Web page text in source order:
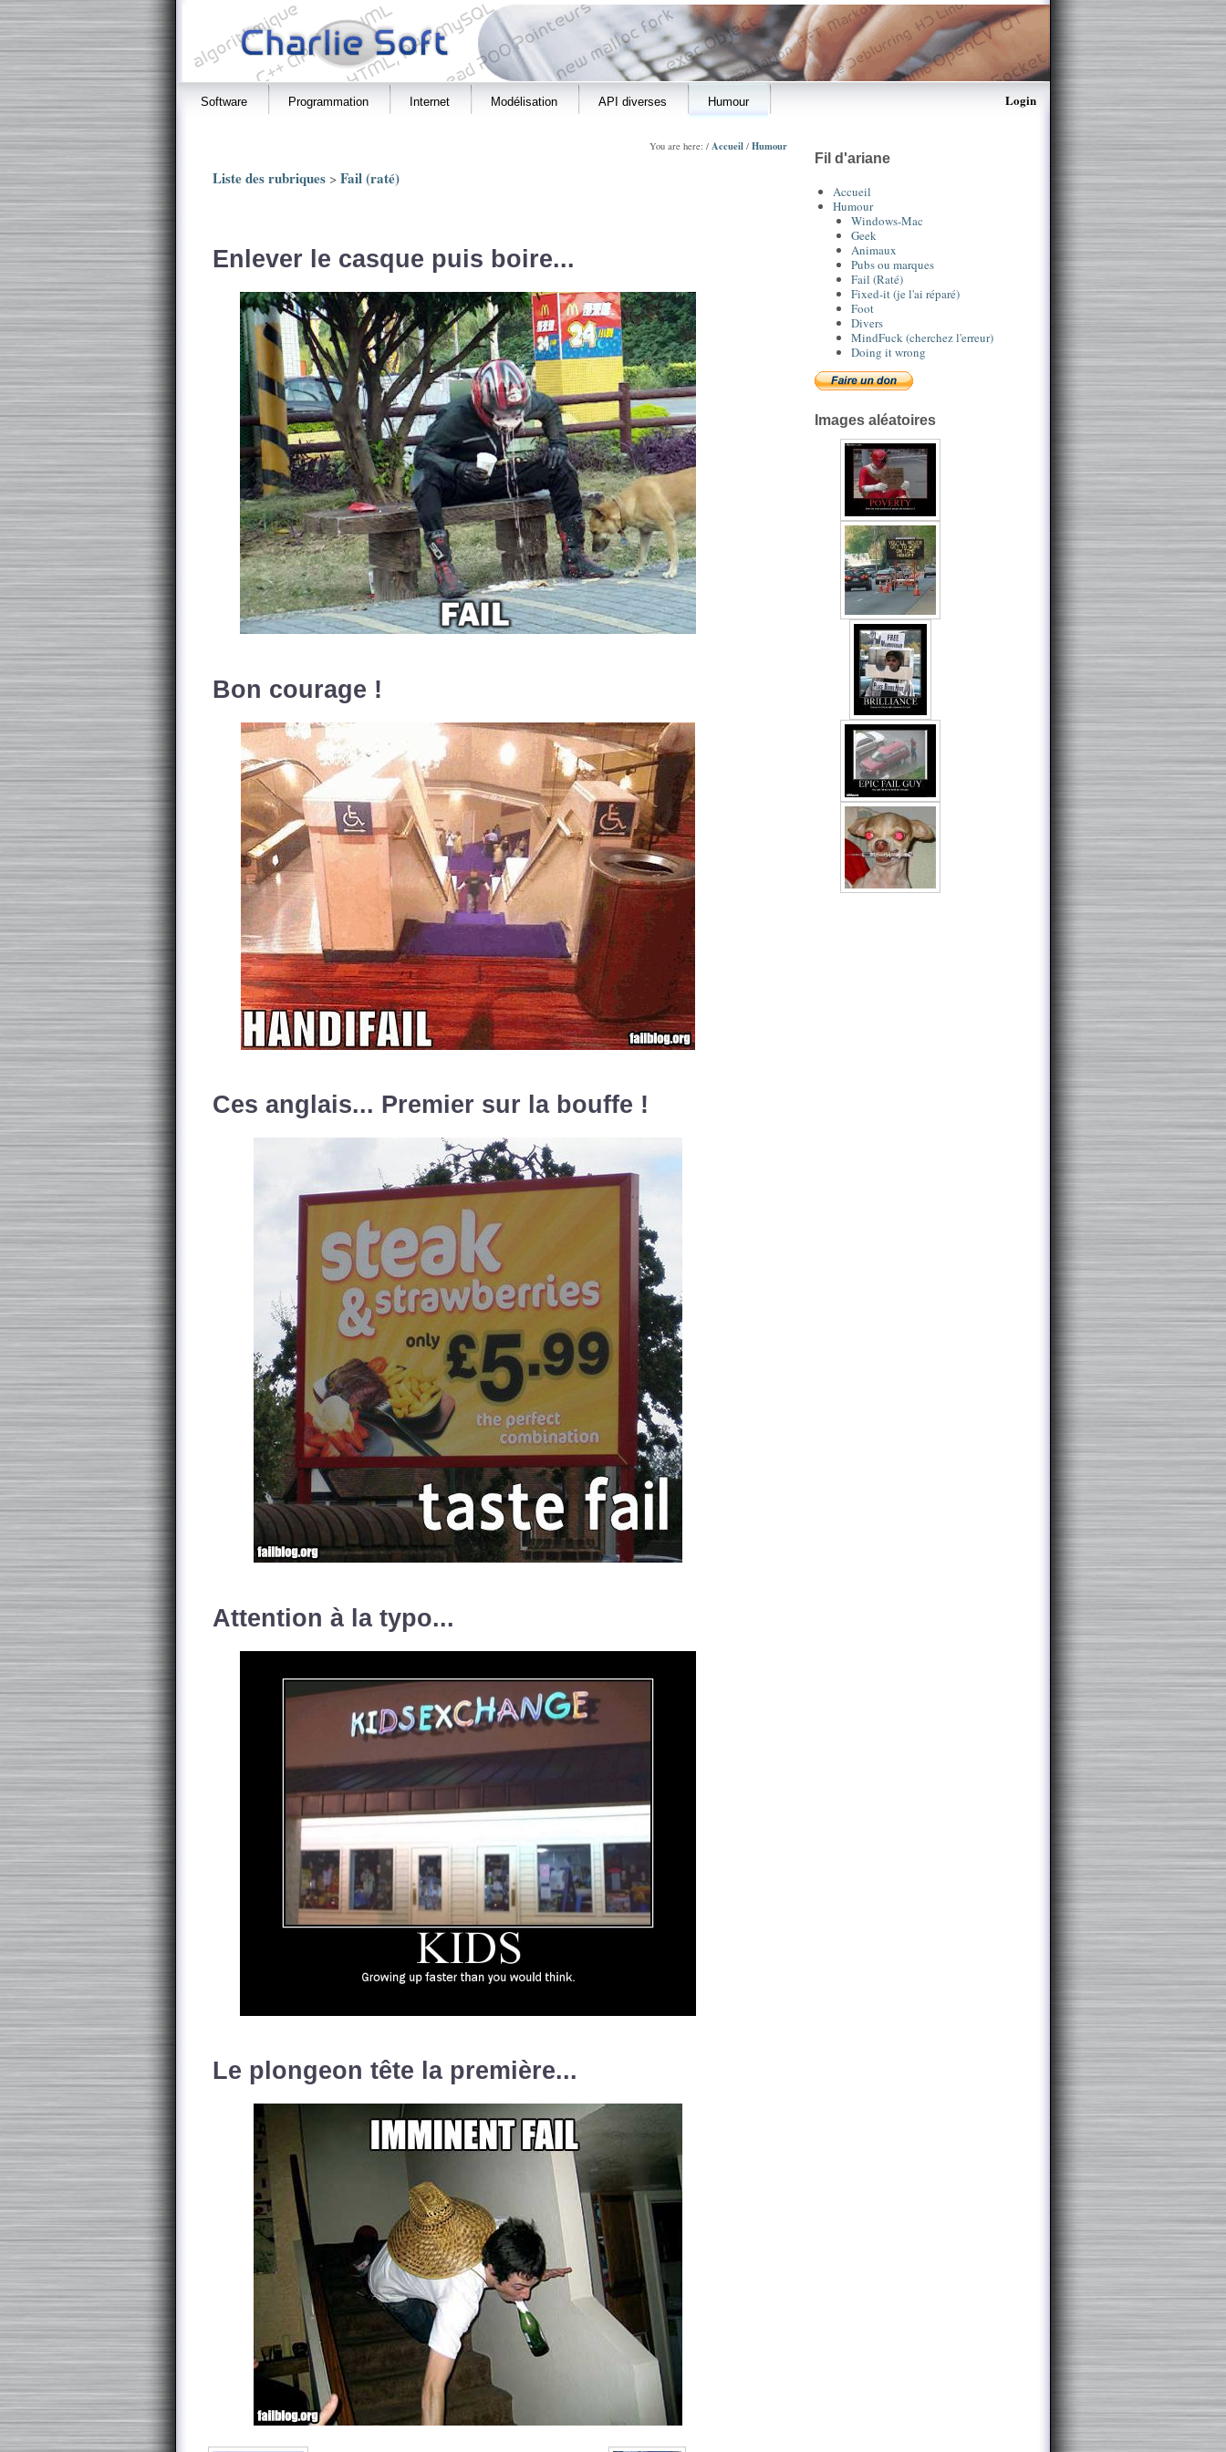
Software Programmation Internet Modélisation API diverses Humour Login
You are here: / Accueil / Humour
Liste des rubriques > Fail (raté)
Enlever le casque puis boire...
Bon courage !
Ces anglais... Premier sur la bouffe !
Attention à la typo...
Le plongeon tête la première...
Fil d'ariane
Accueil
Humour
Windows-Mac
Geek
Animaux
Pubs ou marques
Fail (Raté)
Fixed-it (je l'ai réparé)
Foot
Divers
MindFuck (cherchez l'erreur)
Doing it wrong
Images aléatoires